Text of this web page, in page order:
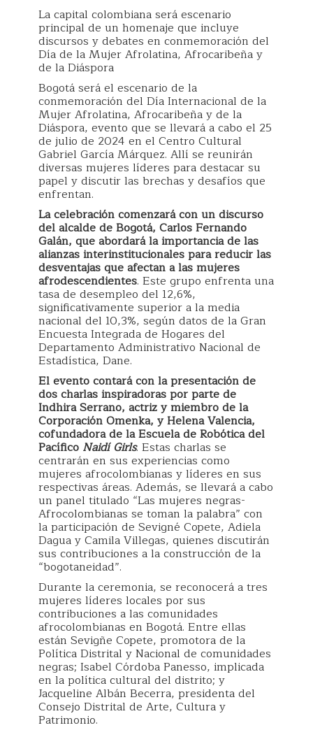
La capital colombiana será escenario
principal de un homenaje que incluye
discursos y debates en conmemoración del
Día de la Mujer Afrolatina, Afrocaribeña y
de la Diáspora
Bogotá será el escenario de la
conmemoración del Día Internacional de la
Mujer Afrolatina, Afrocaribeña y de la
Diáspora, evento que se llevará a cabo el 25
de julio de 2024 en el Centro Cultural
Gabriel García Márquez. Allí se reunirán
diversas mujeres líderes para destacar su
papel y discutir las brechas y desafíos que
enfrentan.
La celebración comenzará con un discurso
del alcalde de Bogotá, Carlos Fernando
Galán, que abordará la importancia de las
alianzas interinstitucionales para reducir las
desventajas que afectan a las mujeres
afrodescendientes. Este grupo enfrenta una
tasa de desempleo del 12,6%,
significativamente superior a la media
nacional del 10,3%, según datos de la Gran
Encuesta Integrada de Hogares del
Departamento Administrativo Nacional de
Estadística, Dane.
El evento contará con la presentación de
dos charlas inspiradoras por parte de
Indhira Serrano, actriz y miembro de la
Corporación Omenka, y Helena Valencia,
cofundadora de la Escuela de Robótica del
Pacífico Naidí Girls. Estas charlas se
centrarán en sus experiencias como
mujeres afrocolombianas y líderes en sus
respectivas áreas. Además, se llevará a cabo
un panel titulado “Las mujeres negras-
Afrocolombianas se toman la palabra” con
la participación de Sevigné Copete, Adiela
Dagua y Camila Villegas, quienes discutirán
sus contribuciones a la construcción de la
“bogotaneidad”.
Durante la ceremonia, se reconocerá a tres
mujeres líderes locales por sus
contribuciones a las comunidades
afrocolombianas en Bogotá. Entre ellas
están Sevigñe Copete, promotora de la
Política Distrital y Nacional de comunidades
negras; Isabel Córdoba Panesso, implicada
en la política cultural del distrito; y
Jacqueline Albán Becerra, presidenta del
Consejo Distrital de Arte, Cultura y
Patrimonio.